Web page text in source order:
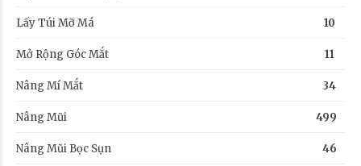
Lấy Túi Mỡ Má 10
Mở Rộng Góc Mắt 11
Nâng Mí Mắt 34
Nâng Mũi 499
Nâng Mũi Bọc Sụn 46